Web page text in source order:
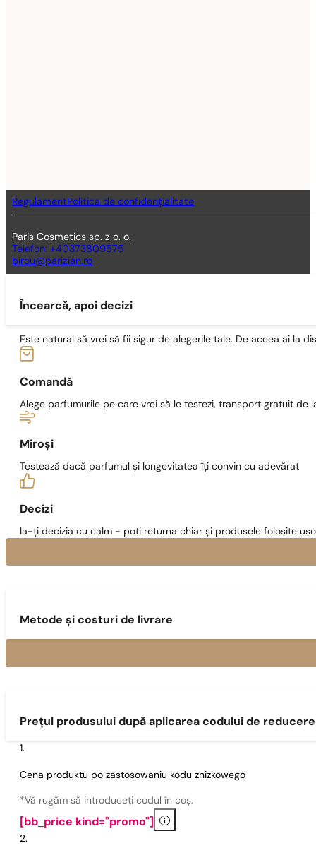
Regulament Politica de confidențialitate
Paris Cosmetics sp. z o. o.
Telefon: +40373809575
birou@parizian.ro
Încearcă, apoi decizi
Este natural să vrei să fii sigur de alegerile tale. De aceea ai la
Comandă
Alege parfumurile pe care vrei să le testezi, transport gratuit de
Miroși
Testează dacă parfumul și longevitatea îți convin cu adevărat
Decizi
Ia-ți decizia cu calm - poți returna chiar și produsele folosite
Metode și costuri de livrare
Prețul produsului după aplicarea codului de reducere
Cena produktu po zastosowaniu kodu zniżkowego
*Vă rugăm să introduceți codul în coș.
[bb_price kind="promo"] i